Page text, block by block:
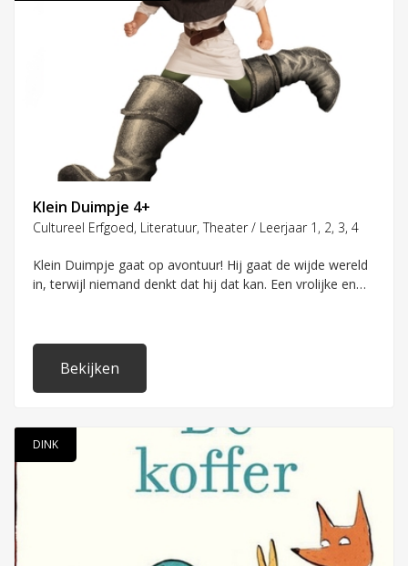
Tentoonstelling
Voorstelling
Onderwijstype
PO
Waar staat uw school
Klein Duimpje 4+
Cultureel Erfgoed, Literatuur, Theater / Leerjaar 1, 2, 3, 4
Klein Duimpje gaat op avontuur! Hij gaat de wijde wereld
in, terwijl niemand denkt dat hij dat kan. Een vrolijke en
Bekijken
DINK